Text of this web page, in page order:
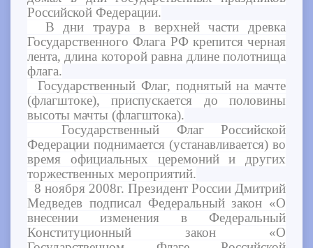
Российской Федерации.
В дни траура в верхней части древка
Государственного Флага РФ крепится черная
лента, длина которой равна длине полотнища
флага.
Государственный Флаг, поднятый на мачте
(флагштоке), приспускается до половины
высоты мачты (флагштока).
Государственный Флаг Российской
Федерации поднимается (устанавливается) во
время официальных церемоний и других
торжественных мероприятий.
8 ноября 2008г. Президент России Дмитрий
Медведев подписал Федеральный закон «О
внесении изменения в Федеральный
Конституционный закон «О